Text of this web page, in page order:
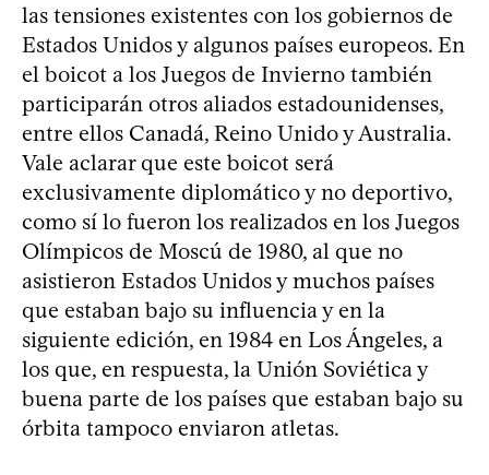
las tensiones existentes con los gobiernos de
Estados Unidos y algunos países europeos. En
el boicot a los Juegos de Invierno también
participarán otros aliados estadounidenses,
entre ellos Canadá, Reino Unido y Australia.
Vale aclarar que este boicot será
exclusivamente diplomático y no deportivo,
como sí lo fueron los realizados en los Juegos
Olímpicos de Moscú de 1980, al que no
asistieron Estados Unidos y muchos países
que estaban bajo su influencia y en la
siguiente edición, en 1984 en Los Ángeles, a
los que, en respuesta, la Unión Soviética y
buena parte de los países que estaban bajo su
órbita tampoco enviaron atletas.